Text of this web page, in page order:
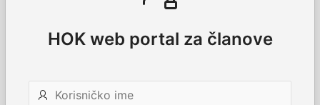
HOK web portal za članove
Korisničko
ime